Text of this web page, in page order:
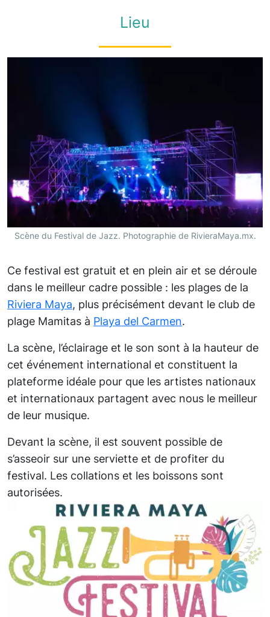
Lieu
Scène du Festival de Jazz. Photographie de RivieraMaya.mx.
Ce festival est gratuit et en plein air et se déroule
dans le meilleur cadre possible : les plages de la
Riviera Maya, plus précisément devant le club de
plage Mamitas à Playa del Carmen.
La scène, l’éclairage et le son sont à la hauteur de
cet événement international et constituent la
plateforme idéale pour que les artistes nationaux
et internationaux partagent avec nous le meilleur
de leur musique.
Devant la scène, il est souvent possible de
s’asseoir sur une serviette et de profiter du
festival. Les collations et les boissons sont
autorisées.